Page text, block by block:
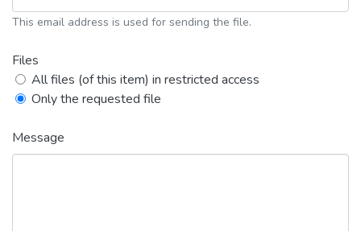
This email address is used for sending the file.
Files
All files (of this item) in restricted access
Only the requested file
Message